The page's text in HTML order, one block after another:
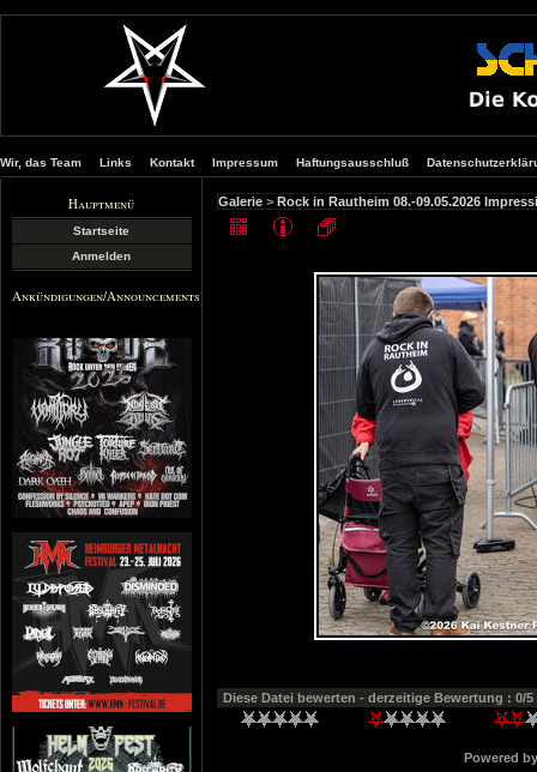
Wir, das Team Links Kontakt Impressum Haftungsausschluß
Hauptmenü
Startseite
Anmelden
Ankündigungen/Announcements
Galerie > Rock in Rautheim 08.-09.05.2026
Diese Datei bewerten - derzeitige Bewertung : 0/
Powered